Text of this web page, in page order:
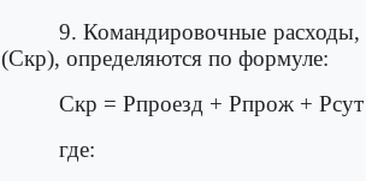
9. Командировочные расходы,
(Скр), определяются по формуле:
Скр = Рпроезд + Рпрож +
где: